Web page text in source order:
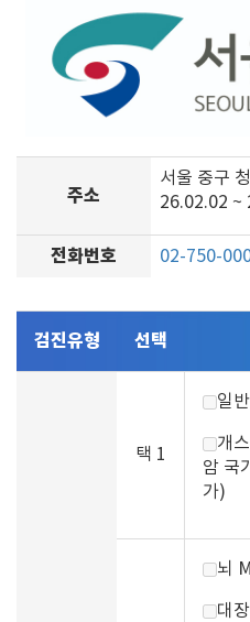
주소
서울 중구
26.02.02 ~
전화번호 02-750-
검진유형 선택
택 1
일
개
암 국
가)
뇌
대